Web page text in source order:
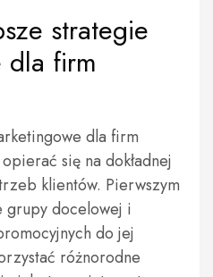
strategie
dla firm
dla firm
się na dokładnej
klientów. Pierwszym
grupy docelowej i
do jej
różnorodne